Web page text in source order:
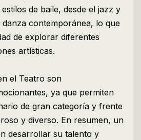
de baile, desde el jazz y
contemporánea, lo que
de explorar diferentes
artísticas.
el Teatro son
ya que permiten
de gran categoría y frente
y diverso. En resumen, un
desarrollar su talento y